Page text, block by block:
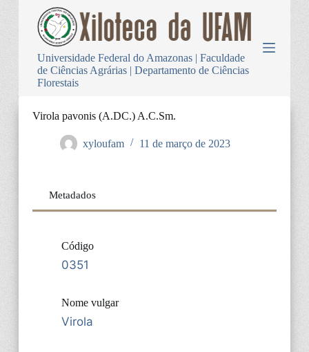
Universidade Federal do Amazonas | Faculdade
de Ciências Agrárias | Departamento de Ciências
Florestais
Virola pavonis (A.DC.) A.C.Sm.
xyloufam 11 de março de 2023
Metadados
Código
0351
Nome vulgar
Virola